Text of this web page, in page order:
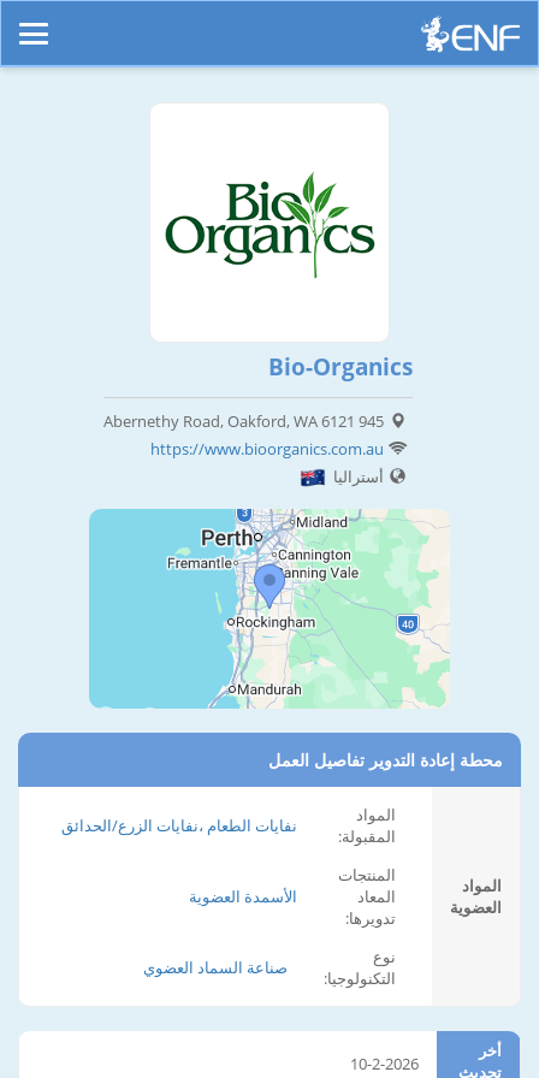
Bio-Organics
945 Abernethy Road, Oakford, WA 6121
https://www.bioorganics.com.au
أستراليا
محطة إعادة التدوير تفاصيل العمل
المواد
العضوية
المواد
المقبولة:
نفايات الطعام ،نفايات الزرع/الحدائق
المنتجات
المعاد
تدويرها:
الأسمدة العضوية
نوع
التكنولوجيا:
صناعة السماد العضوي
أخر
تحديث
10-2-2026